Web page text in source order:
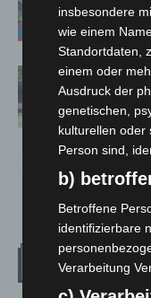
A7
insbesondere
wie einem
Standortdaten,
einem oder
Ausdruck der
genetischen,
kulturellen oder
Person sind,
b)
Betroffene
identifizierbare
Verarbeitung